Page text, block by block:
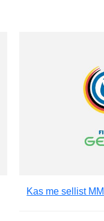
Kas me sellist